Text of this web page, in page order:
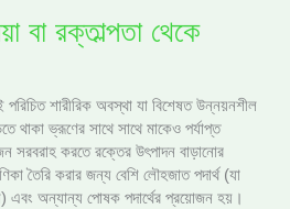
বা রক্তাল্পতা থেকে
পরিচিত শারীরিক অবস্থা যা বিশেষত উন্নয়নশীল
থাকা ভ্রূণের সাথে সাথে মাকেও পর্যাপ্ত
সরবরাহ করতে রক্তের উৎপাদন বাড়ানোর
তৈরি করার জন্য বেশি লৌহজাত পদার্থ (যা
এবং অন্যান্য পোষক পদার্থের প্রয়োজন হয়।